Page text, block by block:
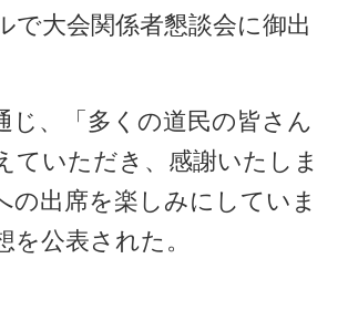
で大会関係者懇談会に御出
、「多くの道民の皆さん
ていただき、感謝いたしま
の出席を楽しみにしていま
を公表された。